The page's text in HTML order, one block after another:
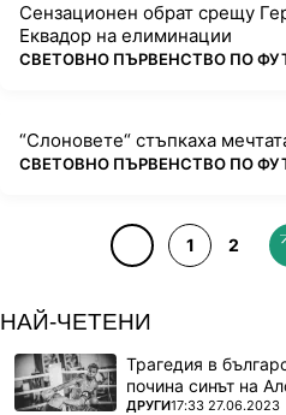
Сензационен обрат срещу
Еквадор на елиминации
ПОВЕЧЕ ОТ
СВЕТОВНО ПЪРВЕНСТВО ПО
“Слоновете“ стъпкаха
ПОВЕЧЕ ОТ
СВЕТОВНО ПЪРВЕНСТВО ПО
1 2
НАЙ-ЧЕТЕНИ
Трагедия в
почина синът на
ПОВЕЧЕ ОТ
ДРУГИ17:33 27.06.2023